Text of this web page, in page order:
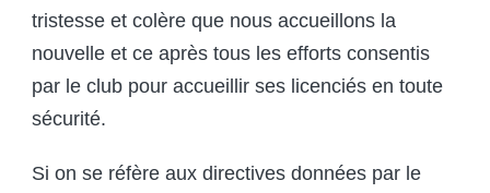
tristesse et colère que nous accueillons la
nouvelle et ce après tous les efforts consentis
par le club pour accueillir ses licenciés en toute
sécurité.
Si on se réfère aux directives données par le